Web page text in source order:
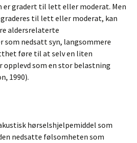
er gradert til lett eller moderat. Men
til lett eller moderat, kan
aldersrelaterte
som nedsatt syn, langsommere
føre til at selv en liten
som en stor belastning
1990).
hørselshjelpemiddel som
nedsatte følsomheten som